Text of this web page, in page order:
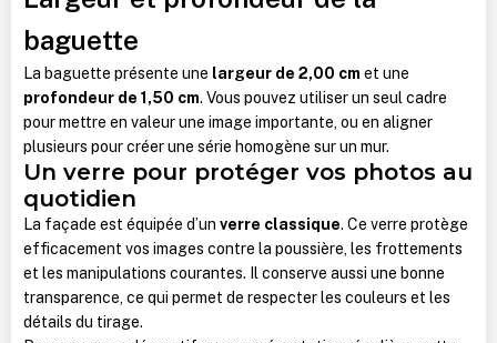
baguette
La baguette présente une largeur de 2,00 cm et une
profondeur de 1,50 cm. Vous pouvez utiliser un seul cadre
pour mettre en valeur une image importante, ou en aligner
plusieurs pour créer une série homogène sur un mur.
Un verre pour protéger vos photos au
quotidien
La façade est équipée d’un verre classique. Ce verre protège
efficacement vos images contre la poussière, les frottements
et les manipulations courantes. Il conserve aussi une bonne
transparence, ce qui permet de respecter les couleurs et les
détails du tirage.